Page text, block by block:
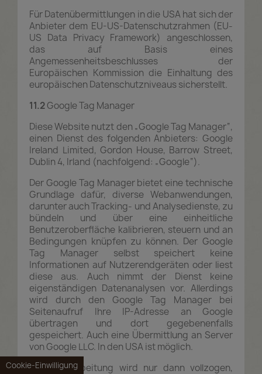
Für Datenübermittlungen in die USA hat sich der
Anbieter dem EU-US-Datenschutzrahmen (EU-
US Data Privacy Framework) angeschlossen,
das auf Basis eines
Angemessenheitsbeschlusses der
Europäischen Kommission die Einhaltung des
europäischen Datenschutzniveaus sicherstellt.
11.2Google Tag Manager
Diese Website nutzt den „Google Tag Manager“,
einen Dienst des folgenden Anbieters: Google
Ireland Limited, Gordon House, Barrow Street,
Dublin 4, Irland (nachfolgend: „Google“).
Der Google Tag Manager bietet eine technische
Grundlage dafür, diverse Webanwendungen,
darunter auch Tracking- und Analysedienste, zu
bündeln und über eine einheitliche
Benutzeroberfläche kalibrieren, steuern und an
Bedingungen knüpfen zu können. Der Google
Tag Manager selbst speichert keine
Informationen auf Nutzerendgeräten oder liest
diese aus. Auch nimmt der Dienst keine
eigenständigen Datenanalysen vor. Allerdings
wird durch den Google Tag Manager bei
Seitenaufruf Ihre IP-Adresse an Google
übertragen und dort gegebenenfalls
gespeichert. Auch eine Übermittlung an Server
von Google LLC. In den USA ist möglich.
Diese Verarbeitung wird nur dann vollzogen,
Cookie-Einwilligung